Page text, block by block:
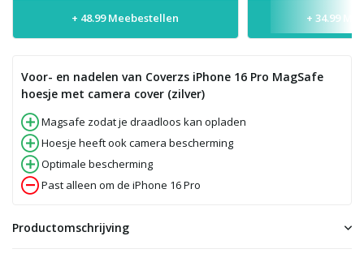
+ 48.99 Meebestellen + 34.99
Voor- en nadelen van Coverzs iPhone 16 Pro MagSafe
hoesje met camera cover (zilver)
Magsafe zodat je draadloos kan opladen
Hoesje heeft ook camera bescherming
Optimale bescherming
Past alleen om de iPhone 16 Pro
Productomschrijving